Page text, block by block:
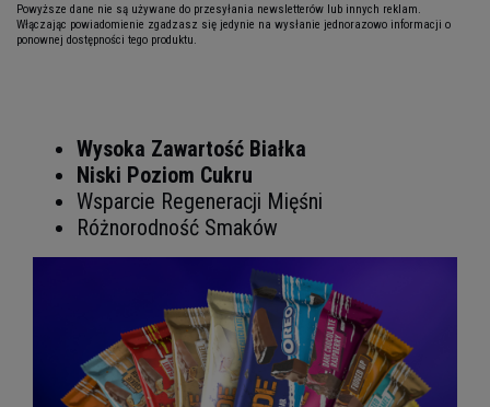
Powyższe dane nie są używane do przesyłania newsletterów lub innych reklam.
Włączając powiadomienie zgadzasz się jedynie na wysłanie jednorazowo informacji o
ponownej dostępności tego produktu.
Wysoka Zawartość Białka
Niski Poziom Cukru
Wsparcie Regeneracji Mięśni
Różnorodność Smaków